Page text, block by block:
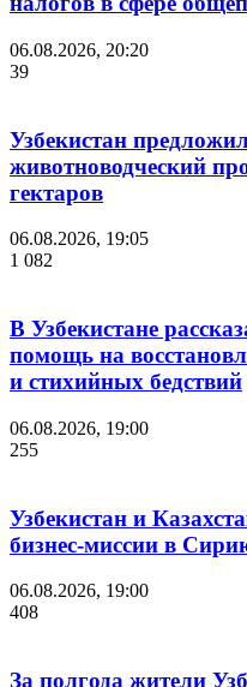
06.08.2026, 20:20
39
Узбекистан
животноводческий
гектаров
06.08.2026, 19:05
1 082
В Узбекистане
помощь на
и стихийных бедствий
06.08.2026, 19:00
255
Узбекистан и
бизнес-миссии в
06.08.2026, 19:00
408
За полгода жители